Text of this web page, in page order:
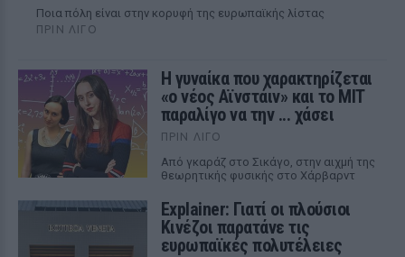
Ποια πόλη είναι στην κορυφή της ευρωπαϊκής λίστας
ΠΡΙΝ ΛΊΓΟ
Η γυναίκα που χαρακτηρίζεται
«ο νέος Αϊνστάιν» και το MIT
παραλίγο να την ... χάσει
ΠΡΙΝ ΛΊΓΟ
Από γκαράζ στο Σικάγο, στην αιχμή της
θεωρητικής φυσικής στο Χάρβαρντ
Explainer: Γιατί οι πλούσιοι
Κινέζοι παρατάνε τις
ευρωπαϊκές πολυτέλειες